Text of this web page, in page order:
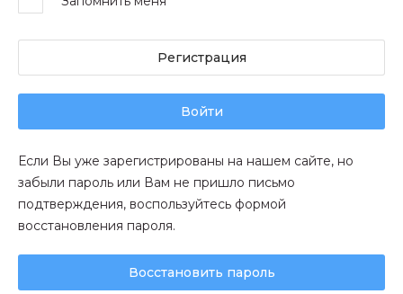
Регистрация
Войти
Если Вы уже зарегистрированы на нашем сайте, но
забыли пароль или Вам не пришло письмо
подтверждения, воспользуйтесь формой
восстановления пароля.
Восстановить пароль